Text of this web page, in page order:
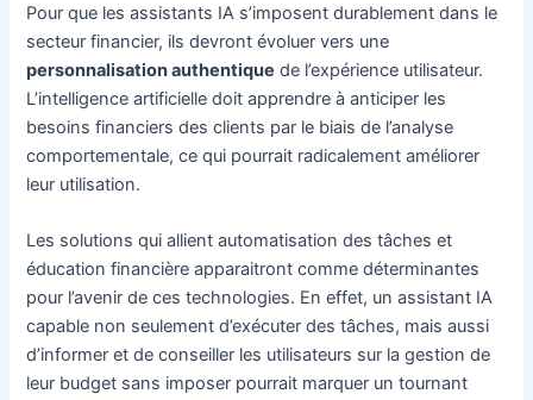
Pour que les assistants IA s’imposent durablement dans le
secteur financier, ils devront évoluer vers une
personnalisation authentique de l’expérience utilisateur.
L’intelligence artificielle doit apprendre à anticiper les
besoins financiers des clients par le biais de l’analyse
comportementale, ce qui pourrait radicalement améliorer
leur utilisation.
Les solutions qui allient automatisation des tâches et
éducation financière apparaitront comme déterminantes
pour l’avenir de ces technologies. En effet, un assistant IA
capable non seulement d’exécuter des tâches, mais aussi
d’informer et de conseiller les utilisateurs sur la gestion de
leur budget sans imposer pourrait marquer un tournant